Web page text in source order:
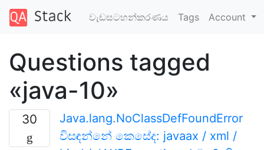
වැඩසටහන්කරණය Tags Account
Questions tagged
«java-10»
30
Java.lang.NoClassDefFoundError
විසඳන්නේ කෙසේද: javaax / xml /